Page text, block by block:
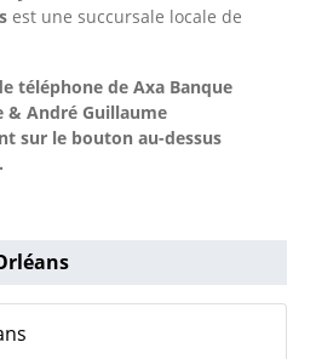
est une succursale locale de
téléphone de Axa Banque
& André Guillaume
sur le bouton au-dessus